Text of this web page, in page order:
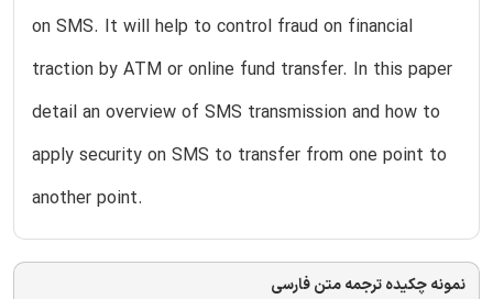
on SMS. It will help to control fraud on financial
traction by ATM or online fund transfer. In this paper
detail an overview of SMS transmission and how to
apply security on SMS to transfer from one point to
another point.
نمونه چکیده ترجمه متن فارسی